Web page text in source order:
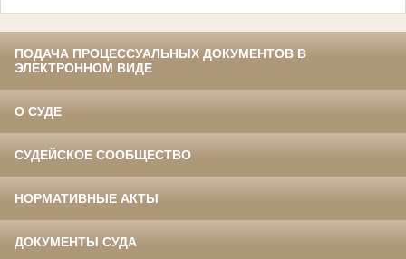
ПОДАЧА ПРОЦЕССУАЛЬНЫХ ДОКУМЕНТОВ В
ЭЛЕКТРОННОМ ВИДЕ
О СУДЕ
СУДЕЙСКОЕ СООБЩЕСТВО
НОРМАТИВНЫЕ АКТЫ
ДОКУМЕНТЫ СУДА